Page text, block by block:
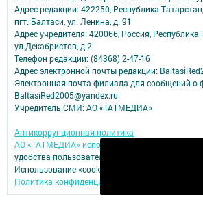
Адрес редакции: 422250, Республика
пгт. Балтаси, ул. Ленина, д. 91
Адрес учредителя: 420066, Россия, Республика
ул.Декабристов, д.2
Телефон редакции: (84368) 2-47-16
Адрес электронной почты редакции:
Электронная почта филиала для сообщений о
BaltasiRed2005@yandex.ru
Учредитель СМИ: АО «ТАТМЕДИА»
Антикоррупционная политика
АО «ТАТМЕДИА» использует «cookie»
для
удобства пользователей сайтом.
Использование «cookie» можно отменить в
Политика конфиденциальности